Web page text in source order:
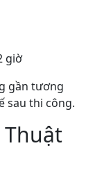
giờ
gần tương
sau thi công.
Thuật